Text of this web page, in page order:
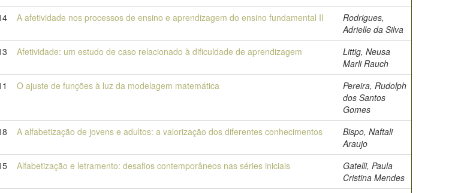
A afetividade nos processos de ensino e aprendizagem do ensino fundamental II
Rodrigues,
Adrielle da Silva
Afetividade: um estudo de caso relacionado à dificuldade de aprendizagem
Littig, Neusa
Marli Rauch
O ajuste de funções à luz da modelagem matemática
Pereira, Rudolph
dos Santos
Gomes
A alfabetização de jovens e adultos: a valorização dos diferentes conhecimentos
Bispo, Naftali
Araujo
Alfabetização e letramento: desafios contemporâneos nas séries iniciais
Gatelli, Paula
Cristina Mendes